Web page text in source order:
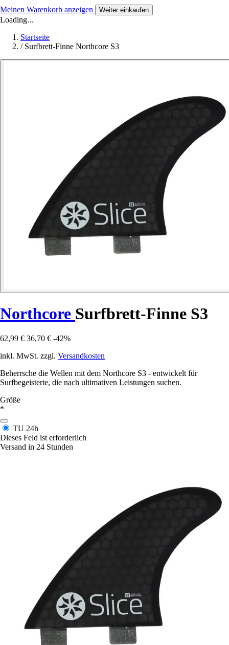
Meinen Warenkorb anzeigen Weiter einkaufen
Loading...
Startseite
/ Surfbrett-Finne Northcore S3
Northcore Surfbrett-Finne S3
62,99 € 36,70 € -42%
inkl. MwSt. zzgl. Versandkosten
Beherrsche die Wellen mit dem Northcore S3 - entwickelt für
Surfbegeisterte, die nach ultimativen Leistungen suchen.
Größe
*
TU 24h
Dieses Feld ist erforderlich
Versand in 24 Stunden